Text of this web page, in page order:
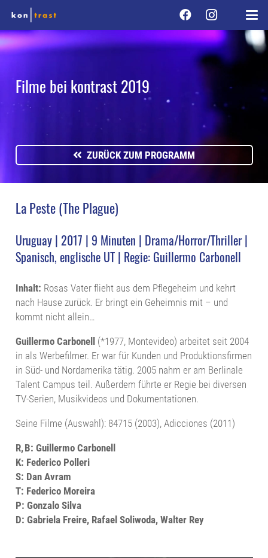
Filme bei kontrast 2019
ZURÜCK ZUM PROGRAMM
La Peste (The Plague)
Uruguay | 2017 | 9 Minuten | Drama/Horror/Thriller |
Spanisch, englische UT | Regie: Guillermo Carbonell
Inhalt: Rosas Vater flieht aus dem Pflegeheim und kehrt
nach Hause zurück. Er bringt ein Geheimnis mit – und
kommt nicht allein…
Guillermo Carbonell(*1977, Montevideo) arbeitet seit 2004
in als Werbefilmer. Er war für Kunden und Produktionsfirmen
in Süd- und Nordamerika tätig. 2005 nahm er am Berlinale
Talent Campus teil. Außerdem führte er Regie bei diversen
TV-Serien, Musikvideos und Dokumentationen.
Seine Filme (Auswahl): 84715 (2003), Adicciones (2011)
R, B: Guillermo Carbonell
K: Federico Polleri
S: Dan Avram
T: Federico Moreira
P: Gonzalo Silva
D: Gabriela Freire, Rafael Soliwoda, Walter Rey